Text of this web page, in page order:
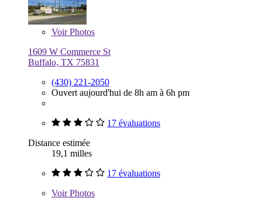
VoirPhotos
1609 W Commerce St
Buffalo, TX 75831
(430) 221-2050
Ouvert aujourd'hui de 8h am à 6h pm
17 évaluations
Distance estimée
19,1 milles
17 évaluations
VoirPhotos